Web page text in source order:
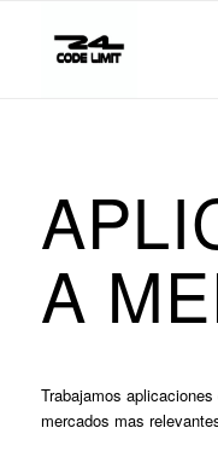
A
Trabajamos
mercados mas